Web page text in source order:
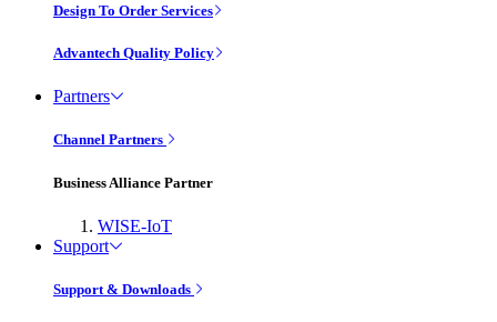
Design To Order Services
Advantech Quality Policy
Partners
Channel Partners
Business Alliance Partner
WISE-IoT
Support
Support & Downloads